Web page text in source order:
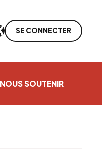
SE CONNECTER
NOUS SOUTENIR